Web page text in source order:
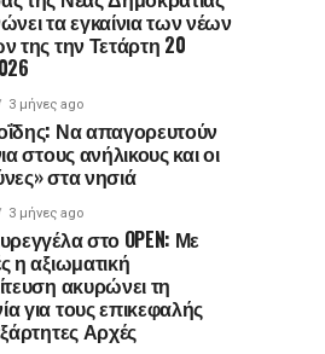
τα εγκαίνια των νέων
της την Τετάρτη 20
3 μήνες ago
Να απαγορευτούν
στους ανήλικους και οι
στα νησιά
3 μήνες ago
στο OPEN: Με
η αξιωματική
ακυρώνει τη
για τους επικεφαλής
Αρχές